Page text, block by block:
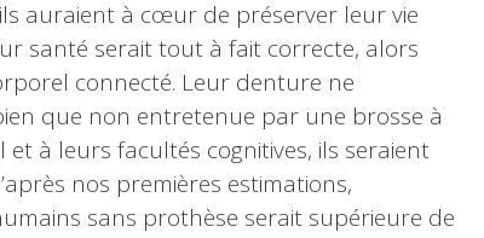
auraient à cœur de préserver leur vie
santé serait tout à fait correcte, alors
connecté. Leur denture ne
que non entretenue par une brosse à
à leurs facultés cognitives, ils seraient
nos premières estimations,
sans prothèse serait supérieure de